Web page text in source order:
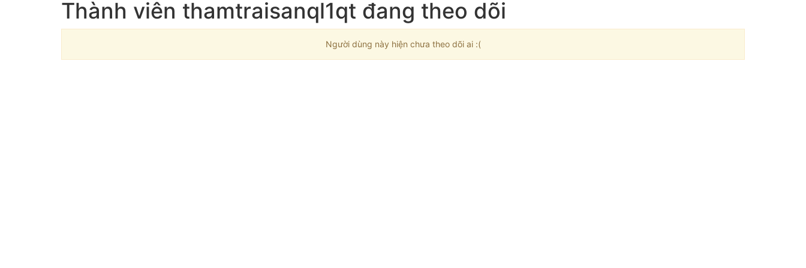
Thành viên thamtraisanql1qt đang theo dõi
Người dùng này hiện chưa theo dõi ai :(